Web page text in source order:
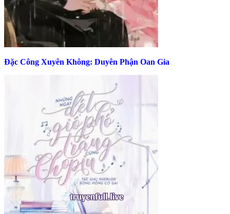
Đặc Công Xuyên Không: Duyên Phận Oan Gia